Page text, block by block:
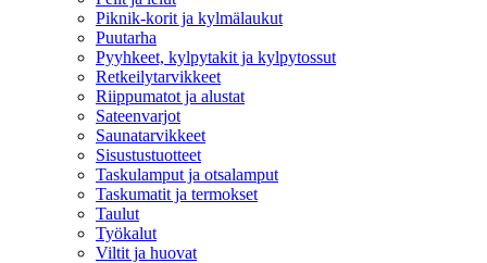
Piknik-korit ja kylmälaukut
Puutarha
Pyyhkeet, kylpytakit ja kylpytossut
Retkeilytarvikkeet
Riippumatot ja alustat
Sateenvarjot
Saunatarvikkeet
Sisustustuotteet
Taskulamput ja otsalamput
Taskumatit ja termokset
Taulut
Työkalut
Viltit ja huovat